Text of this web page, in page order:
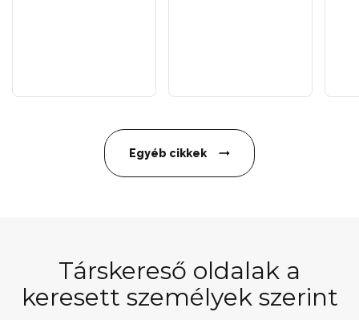
Egyéb cikkek
Társkereső oldalak a
keresett személyek szerint